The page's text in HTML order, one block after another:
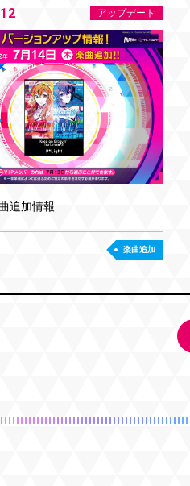
アップデート
追加情報
楽曲追加